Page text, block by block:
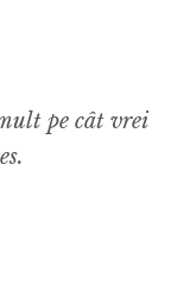
pe cât vrei